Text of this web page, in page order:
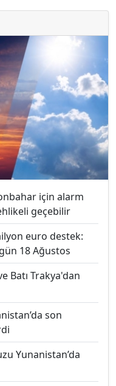
için alarm
geçebilir
euro destek:
18 Ağustos
Batı Trakya'dan
son
Yunanistan’da